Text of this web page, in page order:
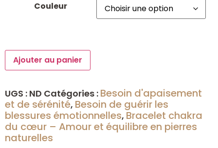
Couleur
Ajouter au panier
UGS : ND Catégories : Besoin d'apaisement
et de sérénité, Besoin de guérir les
blessures émotionnelles, Bracelet chakra
du cœur – Amour et équilibre en pierres
naturelles